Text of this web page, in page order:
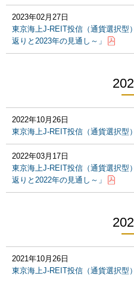
2023年02月27日
東京海上J-REIT投信（通貨選択
返りと2023年の見通し～」
2022年10月26日
東京海上J-REIT投信（通貨選択型
2022年03月17日
東京海上J-REIT投信（通貨選択
返りと2022年の見通し～」
2021年10月26日
東京海上J-REIT投信（通貨選択型